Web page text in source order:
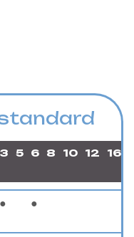
3 5 6 8 10 12 16
● ●